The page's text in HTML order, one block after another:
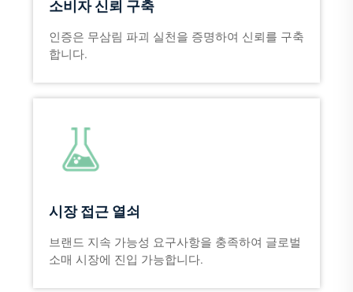
소비자 신뢰 구축
인증은 무삼림 파괴 실천을 증명하여 신뢰를 구축
합니다.
시장 접근 열쇠
브랜드 지속 가능성 요구사항을 충족하여 글로벌
소매 시장에 진입 가능합니다.